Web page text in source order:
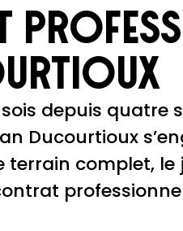
depuis quatre
Ducourtioux
complet, le